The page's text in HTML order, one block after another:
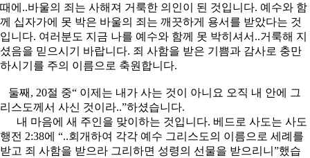
때에..바울의 죄는 사해져 거룩한 의인이 된 것입니다. 예수와 함
께 십자가에 못 박은 바울의 죄는 깨끗하게 용서를 받았다는 것
입니다. 여러분도 지금 나를 예수와 함께 못 박히셔서..거룩해 지
셨음을 믿으시기 바랍니다. 죄 사함을 받은 기쁨과 감사로 충만
하시기를 주의 이름으로 축원합니다.
둘째, 20절 중“ 이제는 내가 사는 것이 아니요 오직 내 안에 그
리스도께서 사신 것이라..”하셨습니다.
내 마음에 새 주인을 맞이하는 것입니다. 베드로 사도는 사도
행전 2:38에 “..회개하여 각각 예수 그리스도의 이름으로 세례를
받고 죄 사함을 받으라 그리하면 성령의 선물을 받으리니”했습